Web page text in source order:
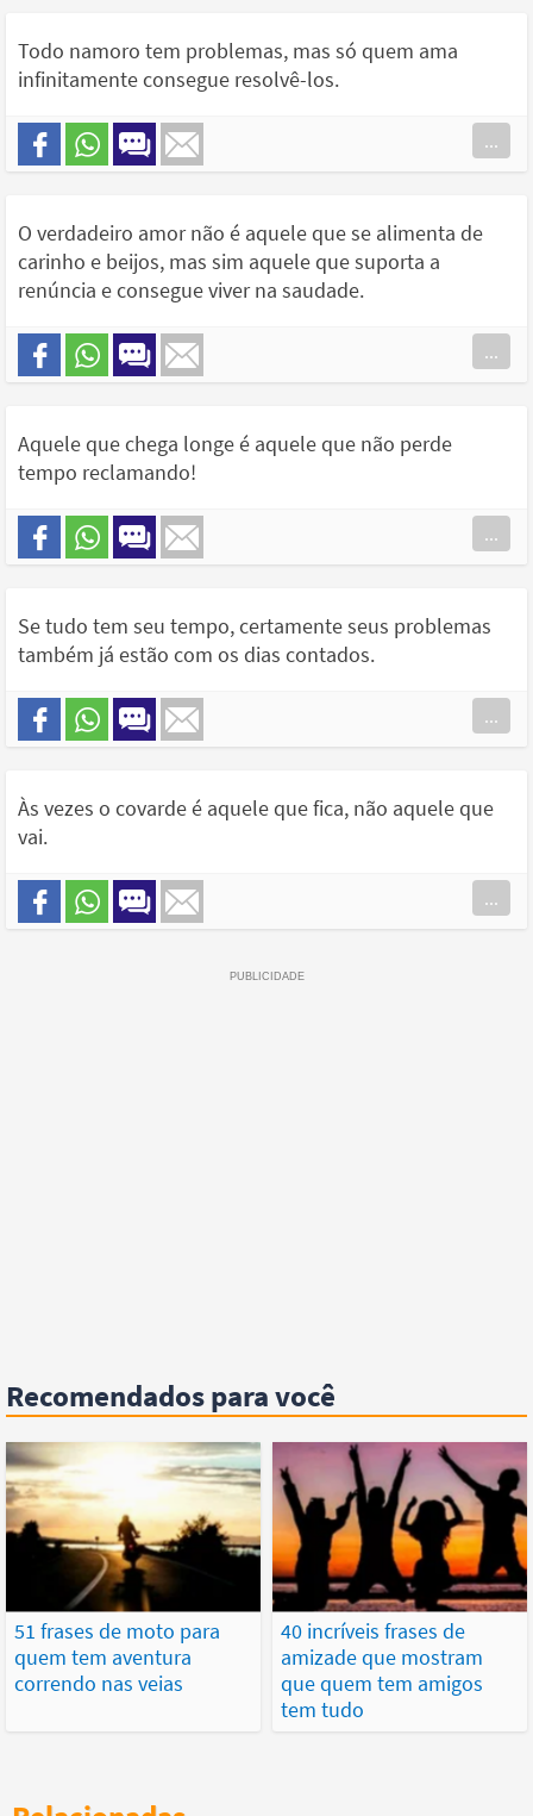
Todo namoro tem problemas, mas só quem ama
infinitamente consegue resolvê-los.
...
O verdadeiro amor não é aquele que se alimenta de
carinho e beijos, mas sim aquele que suporta a
renúncia e consegue viver na saudade.
...
Aquele que chega longe é aquele que não perde
tempo reclamando!
...
Se tudo tem seu tempo, certamente seus problemas
também já estão com os dias contados.
...
Às vezes o covarde é aquele que fica, não aquele que
vai.
...
Recomendados para você
51 frases de moto para
quem tem aventura
correndo nas veias
40 incríveis frases de
amizade que mostram
que quem tem amigos
tem tudo